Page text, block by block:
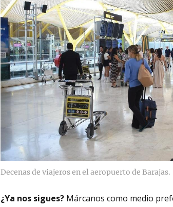
Decenas de viajeros en el aeropuerto de Barajas.
¿Ya nos sigues? Márcanos como medio